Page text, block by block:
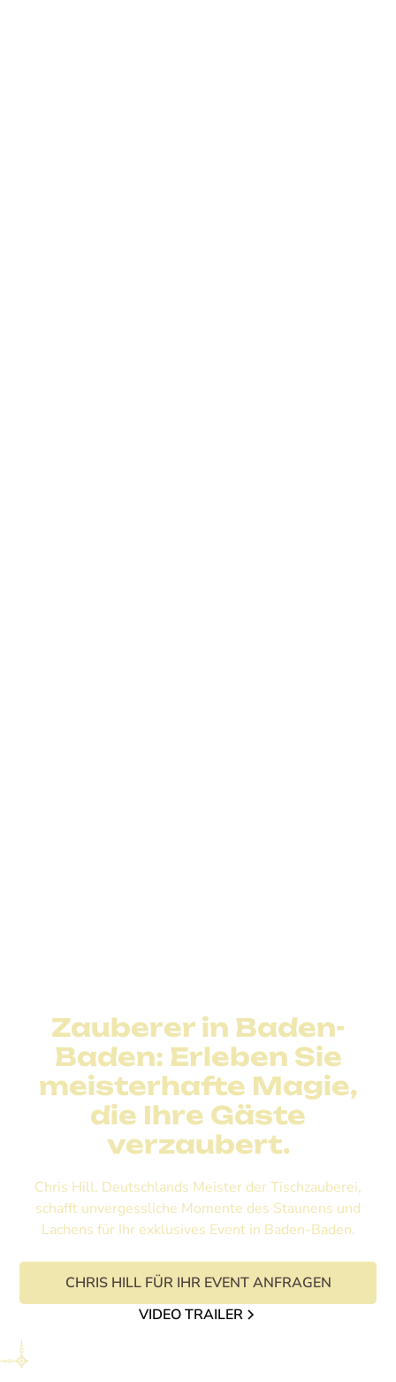
Zauberer in Baden-
Baden: Erleben Sie
meisterhafte Magie,
die Ihre Gäste
verzaubert.
Chris Hill, Deutschlands Meister der Tischzauberei,
schafft unvergessliche Momente des Staunens und
Lachens für Ihr exklusives Event in Baden-Baden.
CHRIS HILL FÜR IHR EVENT ANFRAGEN
VIDEO TRAILER